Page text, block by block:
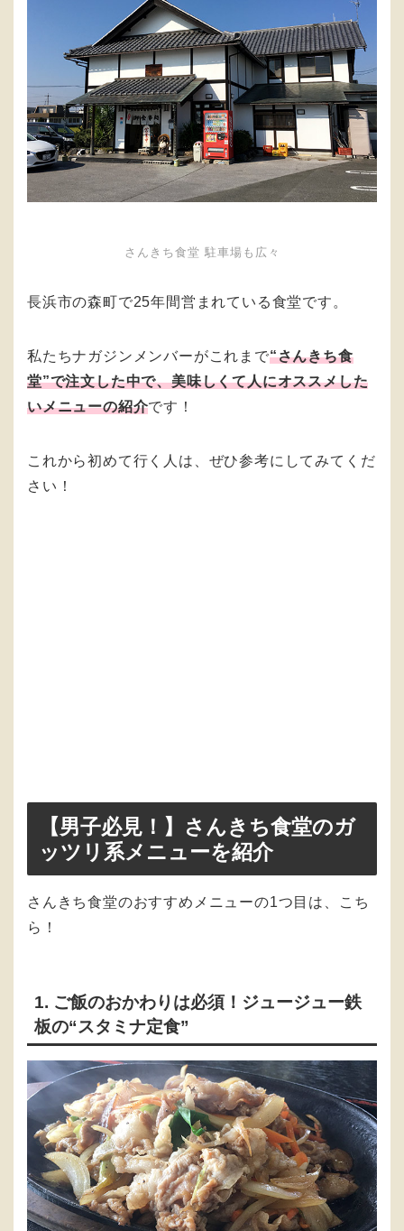
さんきち食堂 駐車場も広々
長浜市の森町で25年間営まれている食堂です。
私たちナガジンメンバーがこれまで“さんきち食
堂”で注文した中で、美味しくて人にオススメした
いメニューの紹介です！
これから初めて行く人は、ぜひ参考にしてみてくだ
さい！
【男子必見！】さんきち食堂のガ
ッツリ系メニューを紹介
さんきち食堂のおすすめメニューの1つ目は、こち
ら！
1. ご飯のおかわりは必須！ジュージュー鉄
板の“スタミナ定食”